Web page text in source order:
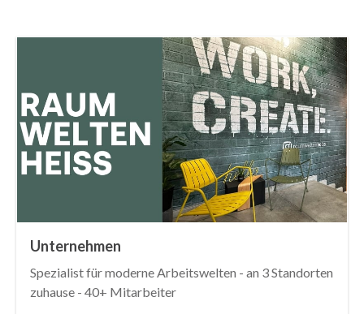
Unternehmen
Spezialist für moderne Arbeitswelten - an 3 Standorten
zuhause - 40+ Mitarbeiter